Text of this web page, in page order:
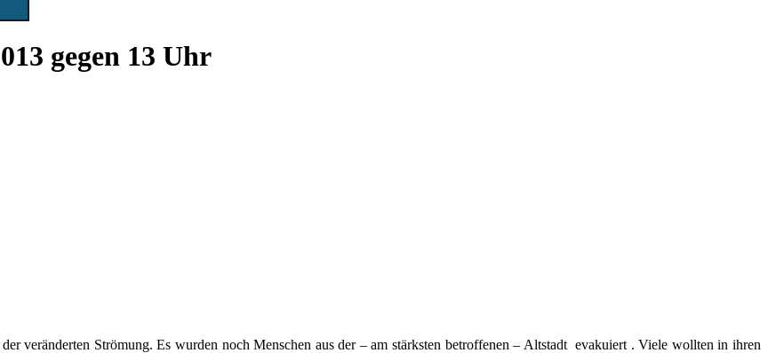
gegen 13 Uhr
veränderten Strömung. Es wurden noch Menschen aus der – am stärksten betroffenen – Altstadt evakuiert . Viele wollten in ihren